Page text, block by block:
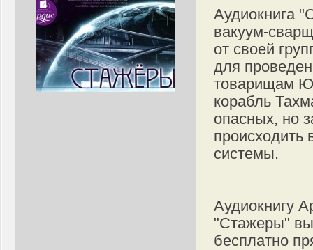
Аудиокнига
вакуум-
от своей
для
товарищам
корабль
опасных, но
происходить
системы.
Аудиокнигу
"Стажеры" вы
бесплатно